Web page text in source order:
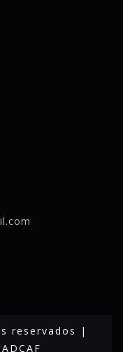
reservados |